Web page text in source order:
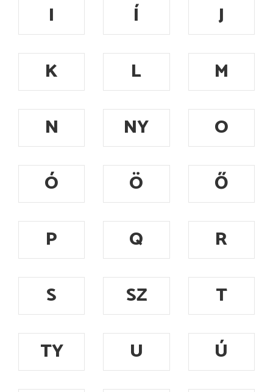
I
Í
J
K
L
M
N
NY
O
Ó
Ö
Ő
P
Q
R
S
SZ
T
TY
U
Ú